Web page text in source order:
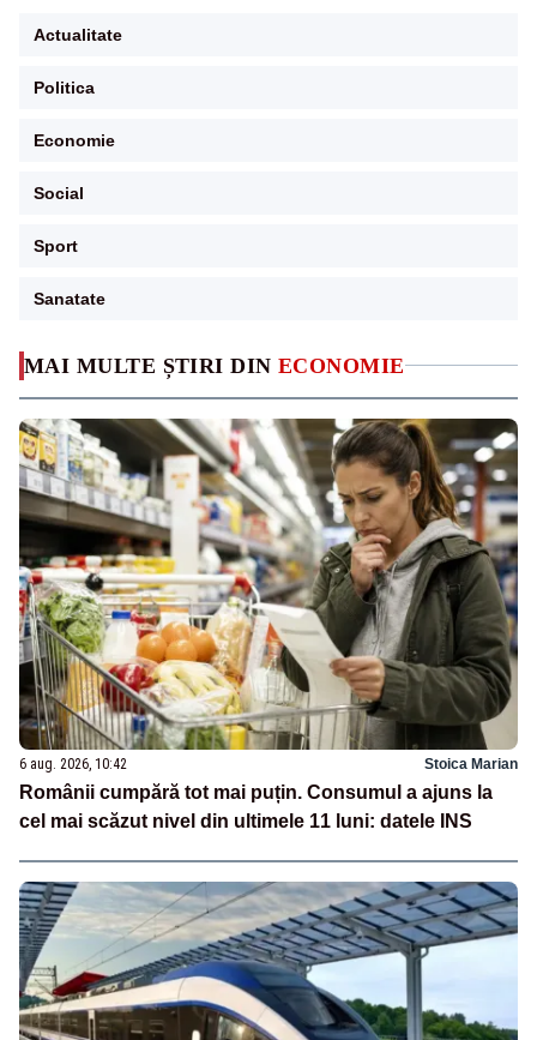
MAI MULTE ȘTIRI DIN ECONOMIE
6 aug. 2026, 10:42 Stoica Marian
Românii cumpără tot mai puțin. Consumul a ajuns la
cel mai scăzut nivel din ultimele 11 luni: datele INS
Actualitate
Politica
Economie
Social
Sport
Sanatate